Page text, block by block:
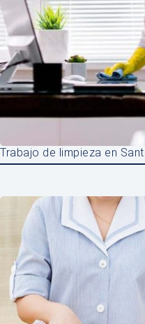
Trabajo de limpieza en